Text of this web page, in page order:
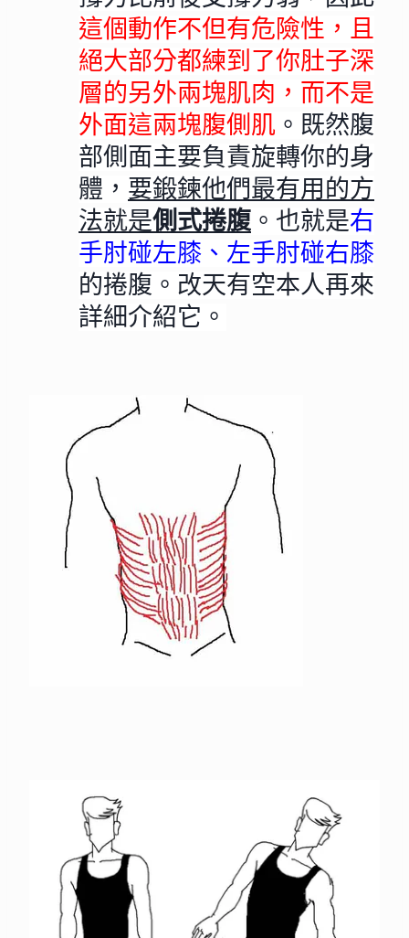
這個動作不但有危險性，且
絕大部分都練到了你肚子深
層的另外兩塊肌肉，而不是
外面這兩塊腹側肌 。既然腹
部側面主要負責旋轉你的身
體， 要鍛鍊他們最有用的方
法就是側式捲腹 。也就是右
手肘碰左膝、左手肘碰右膝
的捲腹。改天有空本人再來
詳細介紹它。